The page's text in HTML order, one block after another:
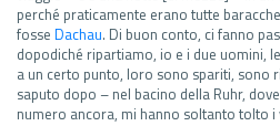
perché praticamente erano tutte
fosse Dachau. Di buon conto, ci fanno
dopodiché ripartiamo, io e i due uomini,
a un certo punto, loro sono spariti, sono
saputo dopo – nel bacino della Ruhr,
numero ancora, mi hanno soltanto tolto i